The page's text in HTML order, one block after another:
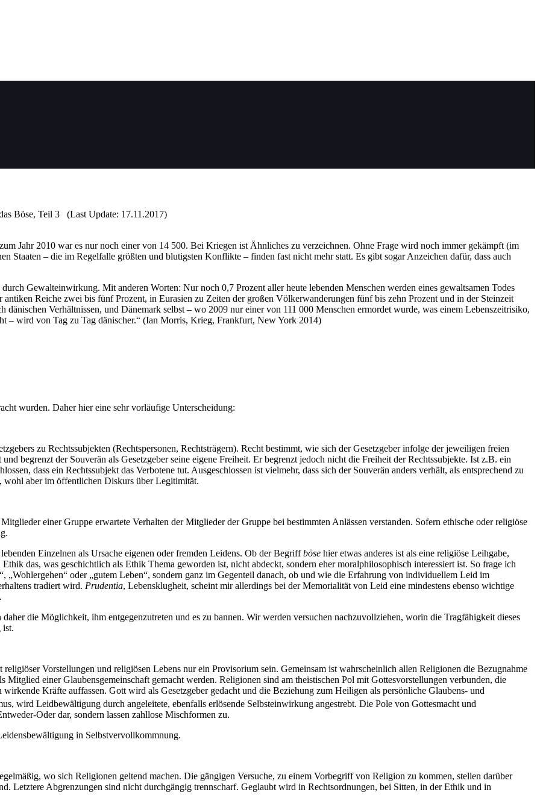
Böse, Teil 3 (Last Update: 17.11.2017)
Jahr 2010 war es nur noch einer von 14 500. Bei Kriegen ist Ähnliches zu verzeichnen. Ohne Frage wird noch immer gekämpft (im
Staaten – die im Regelfalle größten und blutigsten Konflikte – finden fast nicht mehr statt. Es gibt sogar Anzeichen dafür, dass auch
Gewalteinwirkung. Mit anderen Worten: Nur noch 0,7 Prozent aller heute lebenden Menschen werden eines gewaltsamen Todes
Reiche zwei bis fünf Prozent, in Eurasien zu Zeiten der großen Völkerwanderungen fünf bis zehn Prozent und in der Steinzeit
Verhältnissen, und Dänemark selbst – wo 2009 nur einer von 111 000 Menschen ermordet wurde, was einem Lebenszeitrisiko,
– wird von Tag zu Tag dänischer.“ (Ian Morris, Krieg, Frankfurt, New York 2014)
wurden. Daher hier eine sehr vorläufige Unterscheidung:
zu Rechtssubjekten (Rechtspersonen, Rechtsträgern). Recht bestimmt, wie sich der Gesetzgeber infolge der jeweiligen freien
begrenzt der Souverän als Gesetzgeber seine eigene Freiheit. Er begrenzt jedoch nicht die Freiheit der Rechtssubjekte. Ist z.B. ein
dass ein Rechtssubjekt das Verbotene tut. Ausgeschlossen ist vielmehr, dass sich der Souverän anders verhält, als entsprechend zu
wohl aber im öffentlichen Diskurs über Legitimität.
einer Gruppe erwartete Verhalten der Mitglieder der Gruppe bei bestimmten Anlässen verstanden. Sofern ethische oder religiöse
Einzelnen als Ursache eigenen oder fremden Leidens. Ob der Begriffböse hier etwas anderes ist als eine religiöse Leihgabe,
das, was geschichtlich als Ethik Thema geworden ist, nicht abdeckt, sondern eher moralphilosophisch interessiert ist. So frage ich
„Wohlergehen“ oder „gutem Leben“, sondern ganz im Gegenteil danach, ob und wie die Erfahrung von individuellem Leid im
tradiert wird. Prudentia, Lebensklugheit, scheint mir allerdings bei der Memorialität von Leid eine mindestens ebenso wichtige
die Möglichkeit, ihm entgegenzutreten und es zu bannen. Wir werden versuchen nachzuvollziehen, worin die Tragfähigkeit dieses
ist.
Vorstellungen und religiösen Lebens nur ein Provisorium sein. Gemeinsam ist wahrscheinlich allen Religionen die Bezugnahme
einer Glaubensgemeinschaft gemacht werden. Religionen sind am theistischen Pol mit Gottesvorstellungen verbunden, die
Kräfte auffassen. Gott wird als Gesetzgeber gedacht und die Beziehung zum Heiligen als persönliche Glaubens- und
wird Leidbewältigung durch angeleitete, ebenfalls erlösende Selbsteinwirkung angestrebt. Die Pole von Gottesmacht und
Oder dar, sondern lassen zahllose Mischformen zu.
in Selbstvervollkommnung.
wo sich Religionen geltend machen. Die gängigen Versuche, zu einem Vorbegriff von Religion zu kommen, stellen darüber
Letztere Abgrenzungen sind nicht durchgängig trennscharf. Geglaubt wird in Rechtsordnungen, bei Sitten, in der Ethik und in